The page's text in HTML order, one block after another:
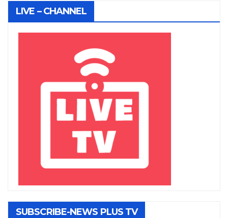
LIVE – CHANNEL
SUBSCRIBE-NEWS PLUS TV